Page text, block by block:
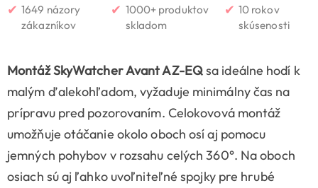
✔ 1649 názory
zákazníkov
✔ 1000+ produktov
skladom
✔ 10 rokov
skúsenosti
Montáž SkyWatcher Avant AZ-EQsa ideálne hodí k
malým ďalekohľadom, vyžaduje minimálny čas na
prípravu pred pozorovaním. Celokovová montáž
umožňuje otáčanie okolo oboch osí aj pomocu
jemných pohybov v rozsahu celých 360°. Na oboch
osiach sú aj ľahko uvoľniteľné spojky pre hrubé